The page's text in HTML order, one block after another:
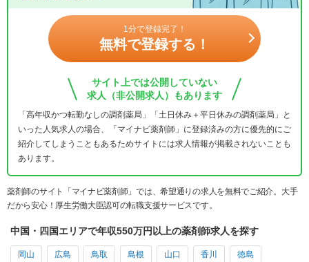
1分で登録完了！
無料で登録する！
サイト上では公開していない
求人（非公開求人）もあります
「高年収かつ転勤なしの調剤薬局」「土日休み＋平日休みの調剤薬局」と
いった人気求人の場合、「マイナビ薬剤師」に登録済みの方に優先的にご
紹介してしまうこともあるためサイトには求人情報が掲載されないことも
あります。
薬剤師のサイト「マイナビ薬剤師」では、希望通りの求人を無料でご紹介。大手
だから安心！厚生労働大臣認可の転職支援サービスです。
中国・四国エリアで年収550万円以上の薬剤師求人を探す
岡山 広島 鳥取 島根 山口 香川 徳島